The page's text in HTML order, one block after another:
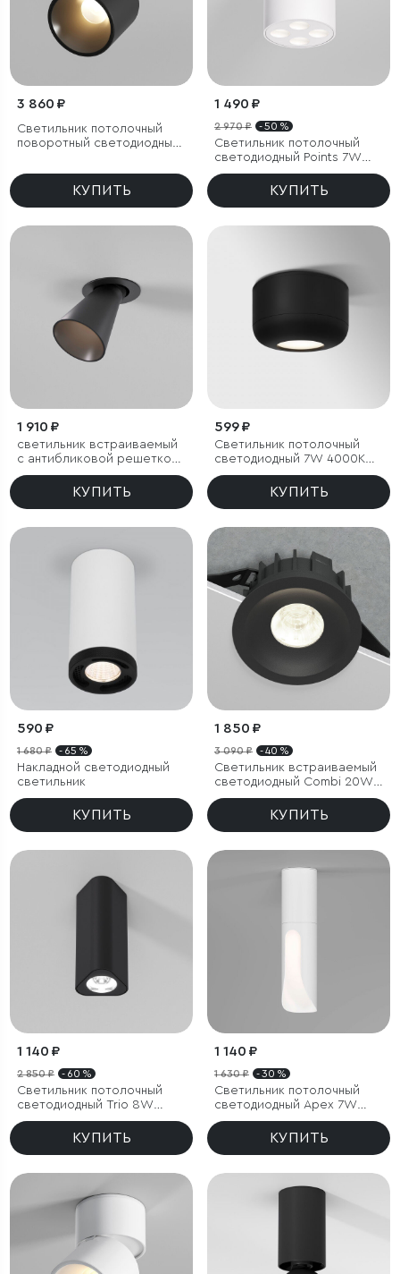
3 860 ₽
Светильник потолочный
поворотный светодиодный
КУПИТЬ
1 490 ₽
2 970 ₽ - 50 %
Светильник потолочный
светодиодный Points 7W
4000K белый
КУПИТЬ
1 910 ₽
светильник встраиваемый
с антибликовой решеткой
Bell 8W 3000K черный
КУПИТЬ
599 ₽
Светильник потолочный
светодиодный 7W 4000K
чёрный
КУПИТЬ
590 ₽
1 680 ₽ - 65 %
Накладной светодиодный
светильник
КУПИТЬ
1 850 ₽
3 090 ₽ - 40 %
Светильник встраиваемый
светодиодный Combi 20W
4000K черный
КУПИТЬ
1 140 ₽
2 850 ₽ - 60 %
Светильник потолочный
светодиодный Trio 8W
4000K черный
КУПИТЬ
1 140 ₽
1 630 ₽ - 30 %
Светильник потолочный
светодиодный Apex 7W
4000K белый
КУПИТЬ